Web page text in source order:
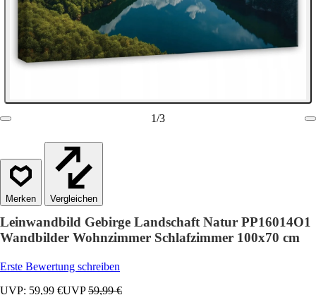
1/3
Vergleichen
Leinwandbild Gebirge Landschaft Natur PP16014O1
Wandbilder Wohnzimmer Schlafzimmer 100x70 cm
Erste Bewertung schreiben
UVP: 59,99 €UVP59,99 €